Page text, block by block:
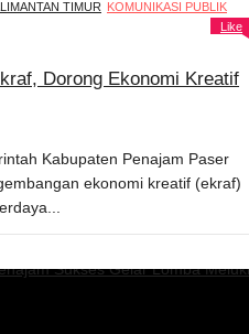
TIMUR
KOMUNIKASI PUBLIK
Like
Dorong Ekonomi Kreatif
Kabupaten Penajam Paser
ekonomi kreatif (ekraf)